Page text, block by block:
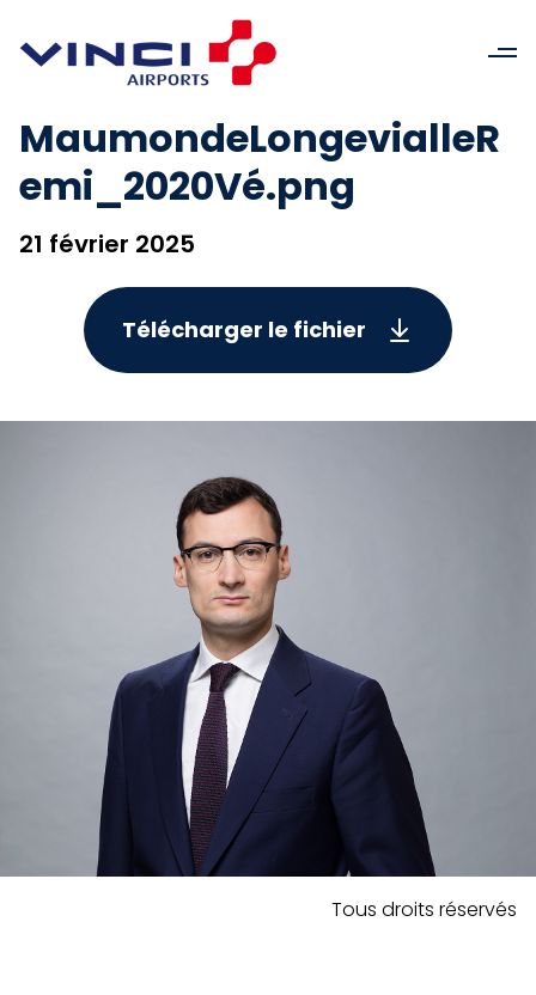
MaumondeLongevialleR
emi_2020Vé.png
21 février 2025
Télécharger le fichier
Tous droits réservés